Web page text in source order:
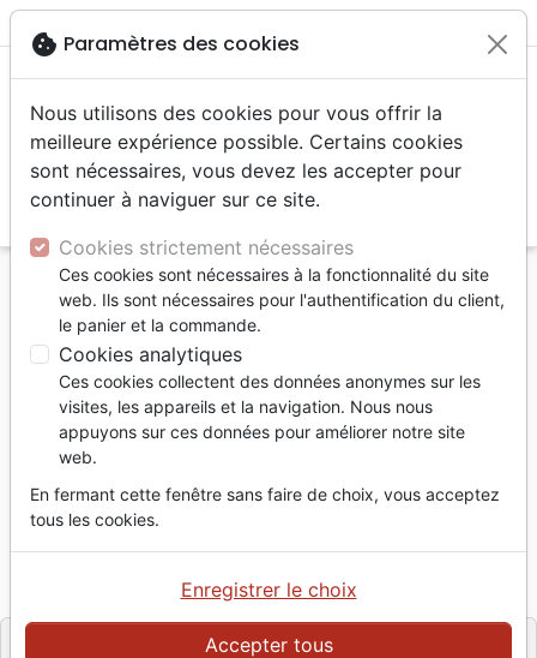
menu
Accueil Livres Enfants
Adolescents, Jeunes
12 à 15 ans
Histoires
Dernière Chance (La) - Les Survivants de
l'Apocalypse [pour jeunes] tome 2
La Dernière Chance
Les Survivants de l'Apocalypse [pour
jeunes] tome 2
Auteur :Tim LaHaye
cookie Paramètres des cookies
Nous utilisons des cookies pour vous offrir la
meilleure expérience possible. Certains cookies
sont nécessaires, vous devez les accepter pour
continuer à naviguer sur ce site.
Cookies strictement nécessaires
Ces cookies sont nécessaires à la fonctionnalité du site
web. Ils sont nécessaires pour l'authentification du client,
le panier et la commande.
Cookies analytiques
Ces cookies collectent des données anonymes sur les
visites, les appareils et la navigation. Nous nous
appuyons sur ces données pour améliorer notre site
web.
En fermant cette fenêtre sans faire de choix, vous acceptez
tous les cookies.
Accepter tous
Enregistrer le choix